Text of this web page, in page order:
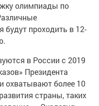
олимпиады по
будут проходить в 12-
в России с 2019
Президента
охватывают более 10
страны, таких